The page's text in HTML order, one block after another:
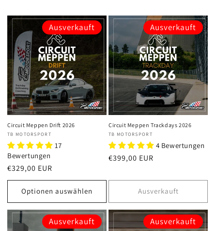
Ausverkauft
Circuit Meppen Drift 2026
Anbieter:
TB MOTORSPORT
17
Bewertungen
Normaler
Preis
€329,00 EUR
Optionen auswählen
Ausverkauft
Circuit Meppen Trackdays 2026
Anbieter:
TB MOTORSPORT
4 Bewertungen
Normaler
€399,00 EUR
Ausverkauft
Ausverkauft Ausverkauft